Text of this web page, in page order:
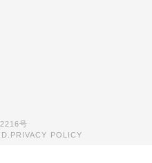
号
PRIVACY POLICY